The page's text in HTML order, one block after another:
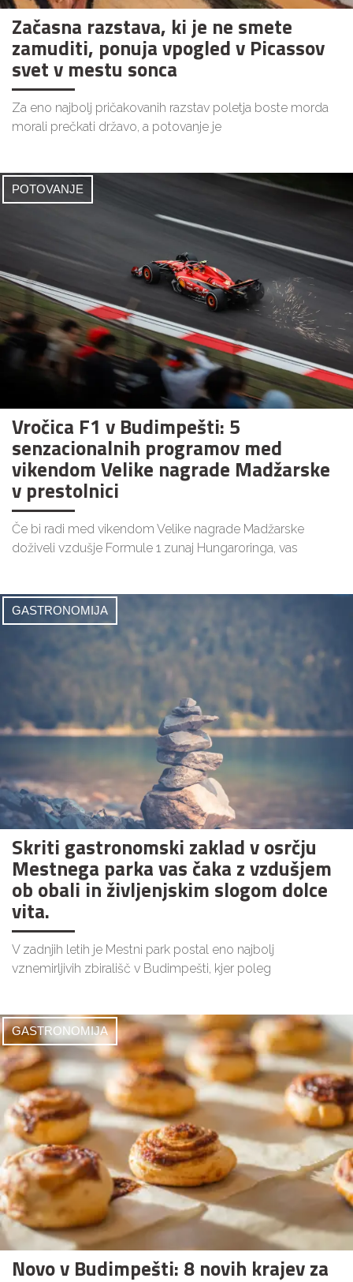
Začasna razstava, ki je ne smete
zamuditi, ponuja vpogled v Picassov
svet v mestu sonca
Za eno najbolj pričakovanih razstav poletja boste morda
morali prečkati državo, a potovanje je
POTOVANJE
Vročica F1 v Budimpešti: 5
senzacionalnih programov med
vikendom Velike nagrade Madžarske
v prestolnici
Če bi radi med vikendom Velike nagrade Madžarske
doživeli vzdušje Formule 1 zunaj Hungaroringa, vas
GASTRONOMIJA
Skriti gastronomski zaklad v osrčju
Mestnega parka vas čaka z vzdušjem
ob obali in življenjskim slogom dolce
vita.
V zadnjih letih je Mestni park postal eno najbolj
vznemirljivih zbirališč v Budimpešti, kjer poleg
GASTRONOMIJA
Novo v Budimpešti: 8 novih krajev za